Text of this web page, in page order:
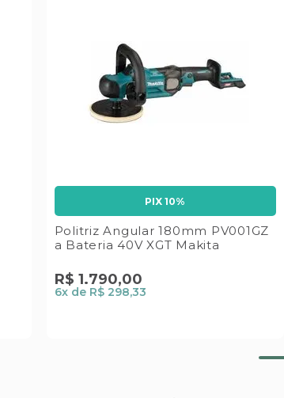
PIX 10%
Politriz Angular 180mm PV001GZ
a Bateria 40V XGT Makita
R$ 1.790,00
6x de R$ 298,33